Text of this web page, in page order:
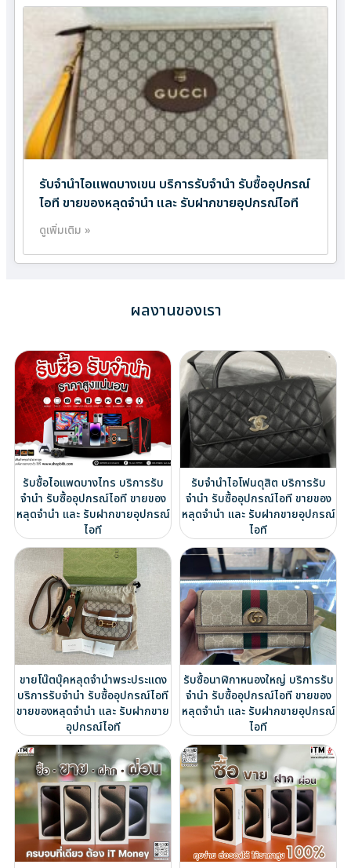
รับจำนำไอแพดบางเขน บริการรับจำนำ รับซื้ออุปกรณ์
ไอที ขายของหลุดจำนำ และ รับฝากขายอุปกรณ์ไอที
ดูเพิ่มเติม »
ผลงานของเรา
รับซื้อไอแพดบางไทร บริการรับ
จำนำ รับซื้ออุปกรณ์ไอที ขายของ
หลุดจำนำ และ รับฝากขายอุปกรณ์
ไอที
รับจำนำไอโฟนดุสิต บริการรับ
จำนำ รับซื้ออุปกรณ์ไอที ขายของ
หลุดจำนำ และ รับฝากขายอุปกรณ์
ไอที
ขายโน๊ตบุ๊คหลุดจำนำพระประแดง
บริการรับจำนำ รับซื้ออุปกรณ์ไอที
ขายของหลุดจำนำ และ รับฝากขาย
อุปกรณ์ไอที
รับซื้อนาฬิกาหนองใหญ่ บริการรับ
จำนำ รับซื้ออุปกรณ์ไอที ขายของ
หลุดจำนำ และ รับฝากขายอุปกรณ์
ไอที